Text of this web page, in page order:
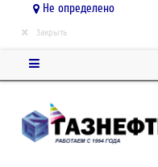
Не определено
× Закрыть